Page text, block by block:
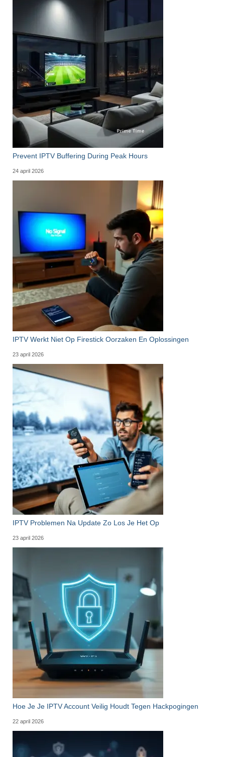
Prevent IPTV Buffering During Peak Hours
24 april 2026
IPTV Werkt Niet Op Firestick Oorzaken En Oplossingen
23 april 2026
IPTV Problemen Na Update Zo Los Je Het Op
23 april 2026
Hoe Je Je IPTV Account Veilig Houdt Tegen Hackpogingen
22 april 2026